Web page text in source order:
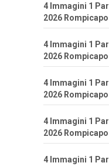
4 Immagini 1
2026
4 Immagini 1
2026
4 Immagini 1
2026
4 Immagini 1
2026
4 Immagini 1